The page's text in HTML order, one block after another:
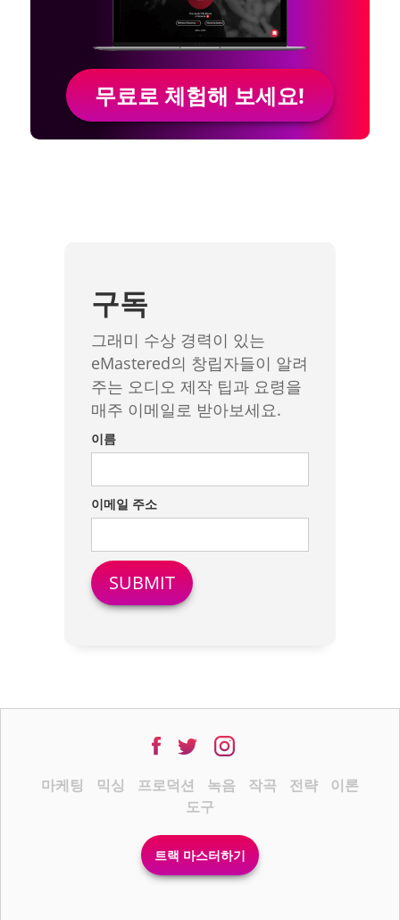
무료로 체험해 보세요!
구독
그래미 수상 경력이 있는
eMastered의 창립자들이 알려
주는 오디오 제작 팁과 요령을
매주 이메일로 받아보세요.
이름
이메일 주소
마케팅 믹싱 프로덕션 녹음 작곡 전략
이론
도구
트랙 마스터하기